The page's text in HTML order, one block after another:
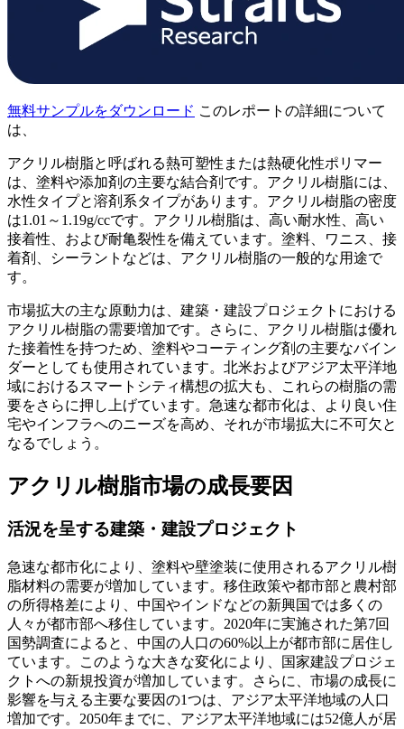
無料サンプルをダウンロード このレポートの詳細について
は、
アクリル樹脂と呼ばれる熱可塑性または熱硬化性ポリマー
は、塗料や添加剤の主要な結合剤です。アクリル樹脂には、
水性タイプと溶剤系タイプがあります。アクリル樹脂の密度
は1.01～1.19g/ccです。アクリル樹脂は、高い耐水性、高い
接着性、および耐亀裂性を備えています。塗料、ワニス、接
着剤、シーラントなどは、アクリル樹脂の一般的な用途で
す。
市場拡大の主な原動力は、建築・建設プロジェクトにおける
アクリル樹脂の需要増加です。さらに、アクリル樹脂は優れ
た接着性を持つため、塗料やコーティング剤の主要なバイン
ダーとしても使用されています。北米およびアジア太平洋地
域におけるスマートシティ構想の拡大も、これらの樹脂の需
要をさらに押し上げています。急速な都市化は、より良い住
宅やインフラへのニーズを高め、それが市場拡大に不可欠と
なるでしょう。
アクリル樹脂市場の成長要因
活況を呈する建築・建設プロジェクト
急速な都市化により、塗料や壁塗装に使用されるアクリル樹
脂材料の需要が増加しています。移住政策や都市部と農村部
の所得格差により、中国やインドなどの新興国では多くの
人々が都市部へ移住しています。2020年に実施された第7回
国勢調査によると、中国の人口の60%以上が都市部に居住し
ています。このような大きな変化により、国家建設プロジェ
クトへの新規投資が増加しています。さらに、市場の成長に
影響を与える主要な要因の1つは、アジア太平洋地域の人口
増加です。2050年までに、アジア太平洋地域には52億人が居